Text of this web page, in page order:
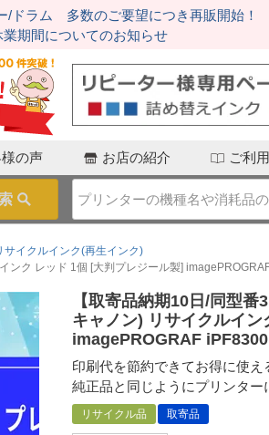
/ドラム 多数のご要望につき再販開始！
業期間についてのお知らせ
の声 お店の紹介 ご利
サイクルインク(再生インク)
ンク レッド 1個 [大判プレジール製]
【取寄品納期10日/同型
キャノン) リサイクルイ
imagePROGRAF
印刷代を節約できてお得に使え
純正品と同じようにプリンター
リサイクル品 取寄品